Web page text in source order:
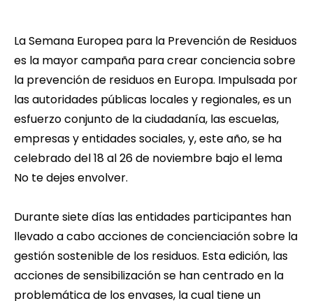
LaSemana Europea para la Prevención de Residuos
es la mayor campaña para crear conciencia sobre
la prevención de residuos en Europa. Impulsada por
las autoridades públicas locales y regionales, es un
esfuerzo conjunto de la ciudadanía, las escuelas,
empresas y entidades sociales, y, este año, se ha
celebrado del 18 al 26 de noviembre bajo el lema
No te dejes envolver.
Durante siete días las entidades participantes han
llevado a cabo acciones de concienciación sobre la
gestión sostenible de los residuos. Esta edición, las
acciones de sensibilización se han centrado en la
problemática de los envases, la cual tiene un